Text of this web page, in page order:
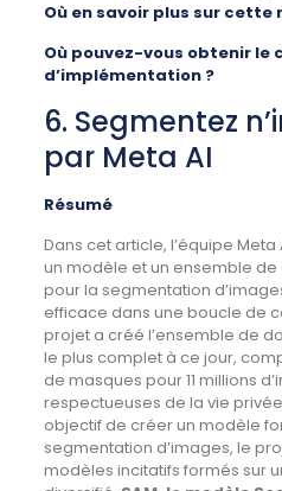
Où en savoir plus sur cette
Où pouvez-vous obtenir le
d’implémentation ?
6. Segmentez
par Meta AI
Résumé
Dans cet article, l’équipe
un modèle et un ensemble
pour la segmentation
efficace dans une boucle de
projet a créé l’ensemble de
le plus complet à ce jour,
de masques pour 11 millions
respectueuses de la vie
objectif de créer un modèle
segmentation d’images, le
modèles incitatifs formés sur